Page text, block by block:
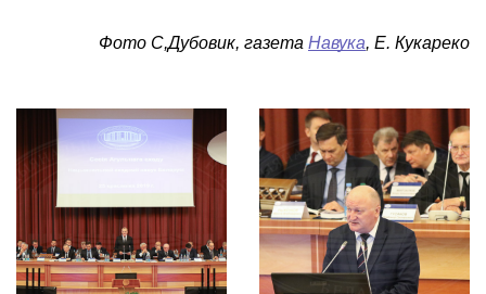
Фото С,Дубовик, газета Навука, Е. Кукареко